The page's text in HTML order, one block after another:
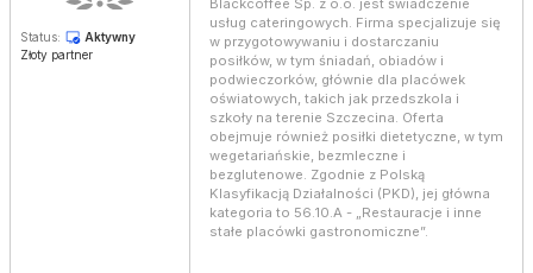
Status:
Aktywny
Złoty partner
Blackcoffee Sp. z o.o. jest świadczenie
usług cateringowych. Firma specjalizuje się
w przygotowywaniu i dostarczaniu
posiłków, w tym śniadań, obiadów i
podwieczorków, głównie dla placówek
oświatowych, takich jak przedszkola i
szkoły na terenie Szczecina. Oferta
obejmuje również posiłki dietetyczne, w tym
wegetariańskie, bezmleczne i
bezglutenowe. Zgodnie z Polską
Klasyfikacją Działalności (PKD), jej główna
kategoria to 56.10.A - „Restauracje i inne
stałe placówki gastronomiczne”.